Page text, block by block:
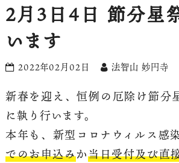
2月3日4日 節分星
います
2022年02月02日 法智山 妙円寺
新春を迎え、恒例の厄除け節分
に執り行います。
本年も、新型コロナウィルス感
でのお申込みか当日受付及び直